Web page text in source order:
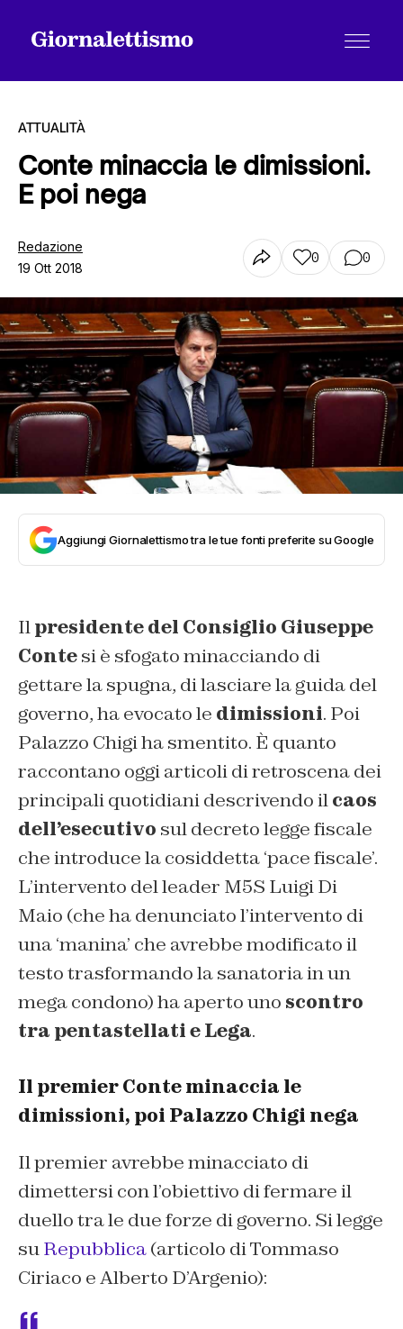
Tutti gli articoli
Chi siamo
Contatti
ATTUALITÀ
Conte minaccia le dimissioni.
E poi nega
Redazione
19 Ott 2018
0 0
Aggiungi Giornalettismo tra le tue fonti preferite su Google
Ilpresidente del Consiglio Giuseppe
Contesi è sfogato minacciando di
gettare la spugna, di lasciare la guida del
governo, ha evocato le dimissioni. Poi
Palazzo Chigi ha smentito. È quanto
raccontano oggi articoli di retroscena dei
principali quotidiani descrivendo ilcaos
dell’esecutivo sul decreto legge fiscale
che introduce la cosiddetta ‘pace fiscale’.
L’intervento del leader M5S Luigi Di
Maio (che ha denunciato l’intervento di
una ‘manina’ che avrebbe modificato il
testo trasformando la sanatoria in un
mega condono) ha aperto uno scontro
tra pentastellati e Lega.
Il premier Conte minaccia le
dimissioni, poi Palazzo Chigi nega
Il premier avrebbe minacciato di
dimettersi con l’obiettivo di fermare il
duello tra le due forze di governo. Si legge
suRepubblica(articolo di Tommaso
Ciriaco e Alberto D’Argenio):